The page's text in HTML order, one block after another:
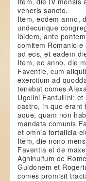
veneris sancto.
Item, eodem anno,
undecunque
ibidem, ante
comitem
ad eos, et eadem
Item, eo anno, die
Faventie, cum
exercitum ad
tenebat comes
Ugolini Fantullini;
castro, in quo erant
aque, quam non
mandata comunis
et omnia fortalicia
Item, die nono
Faventia et de
Aghinulfum de
Guidonem et
comes promisit